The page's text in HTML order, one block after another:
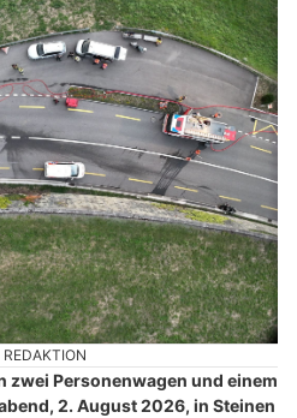
zwei Personenwagen und einem
2. August 2026, in Steinen